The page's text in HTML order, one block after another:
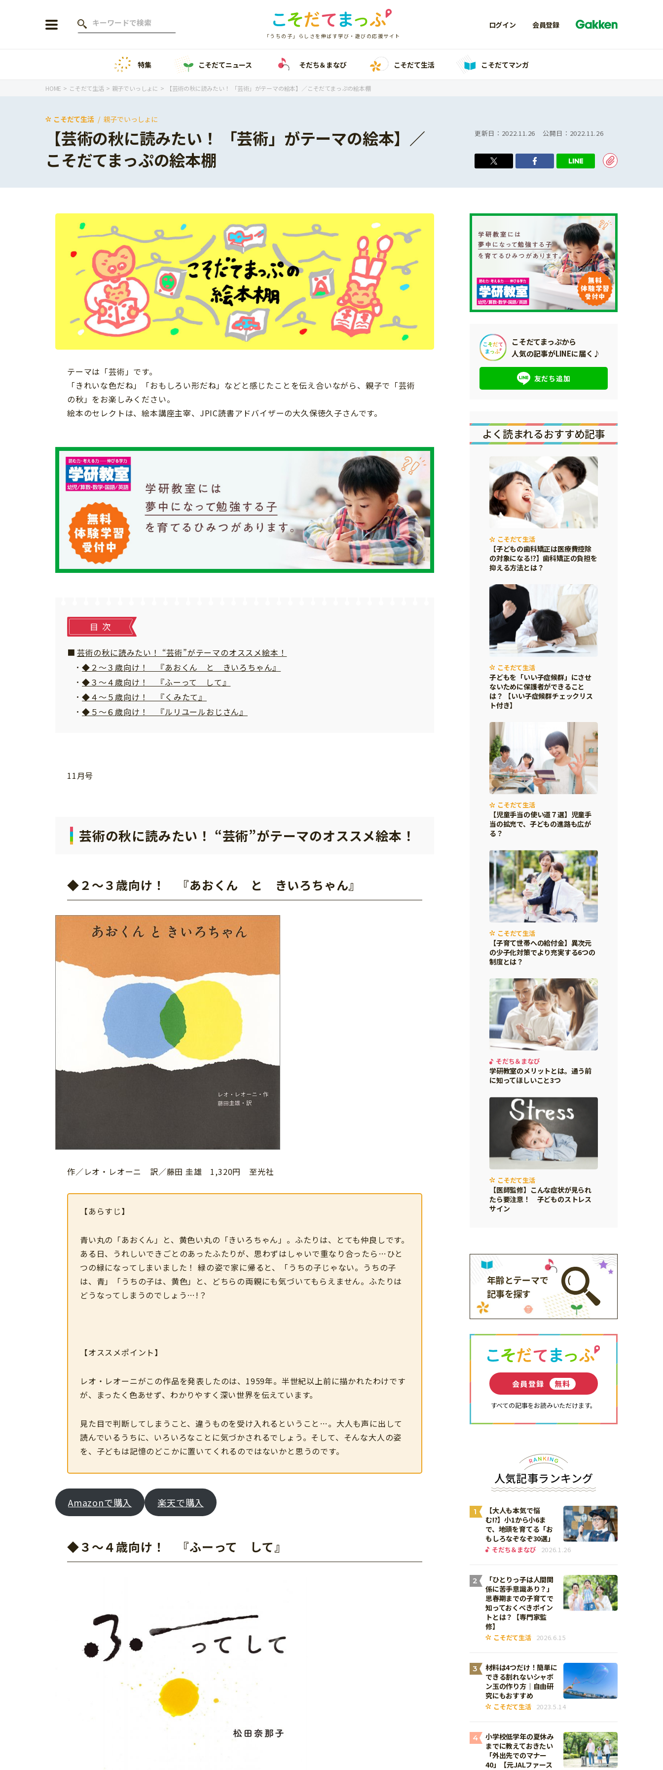
「うちの子」らしさを伸ばす学び・遊びの応援サイト
ログイン 会員登録
年齢から探す
1歳
小学1年生
小学2年生
小学4年生
小学6年生
そだち＆まなび
ワーク・ドリル
幼稚園・保育園
科学・プログラミング
教育・学習
絵本・読み聞かせ
読書感想文
運動・あそび・ゲーム
習い事
こそだて生活
ファッション・美容
親子でいっしょに
こそだてマンガ
サイトのご利⽤にあたって
特集 こそだてニュース そだち＆まなび こそだて生活 こそだてマンガ
HOME こそだて生活 親子でいっしょに 【芸術の秋に読みたい！ 「芸術」がテーマの絵本】／こそだてまっぷの絵本棚
こそだて生活 親子でいっしょに
【芸術の秋に読みたい！ 「芸術」がテーマの絵本】／
こそだてまっぷの絵本棚
更新日： 2022.11.26 公開日： 2022.11.26
テーマは「芸術」です。
「きれいな色だね」「おもしろい形だね」などと感じたことを伝え合いながら、親子で「芸術
の秋」をお楽しみください。
絵本のセレクトは、絵本講座主宰、JPIC読書アドバイザーの大久保徳久子さんです。
目次
芸術の秋に読みたい！ “芸術”がテーマのオススメ絵本！
◆２～３歳向け！ 『あおくん と きいろちゃん』
◆３～４歳向け！ 『ふーって して』
◆４～５歳向け！ 『くみたて』
◆５～６歳向け！ 『ルリユールおじさん』
11月号
芸術の秋に読みたい！ “芸術”がテーマのオススメ絵本 ！
◆２～３歳向け！ 『あおくん と きいろちゃん』
作／レオ・レオーニ 訳／藤田 圭雄 1,320円 至光社
【あらすじ】
青い丸の「あおくん」と、黄色い丸の「きいろちゃん」。ふたりは、とても仲良しです。
ある日、 うれしいできごとのあったふたりが、思わずはしゃいで重なり合ったら…ひと
つの緑になってしまいました！ 緑の姿で家に帰ると、「うちの子じゃない。うちの子
は、青」「うちの子は、黄色」と、どちらの両親にも気づいてもらえません。 ふたりは
どうなってしまうのでしょう…!？
【オススメポイント】
レオ・レオーニがこの作品を発表したのは、1959年。半世紀以上前に描かれたわけです
が、まったく色あせず、わかりやすく深い世界を伝えています。
見た目で判断してしまうこと、違うものを受け入れるということ…。大人も声に出して
読んでいるうちに、いろいろなことに気づかされるでしょう。そして、そんな大人の姿
を、子どもは記憶のどこかに置いてくれるのではないかと思うのです。
Amazonで購入 楽天で購入
◆３～４歳向け！ 『ふーって して』
こそだてまっぷから
人気の記事がLINEに届く♪
友だち追加
よく読まれるおすすめ記事
こそだて生活
【子どもの歯科矯正は医療費控除
の対象になる⁉】歯科矯正の負担を
抑える方法とは？
こそだて生活
子どもを「いい子症候群」にさせ
ないために保護者ができること
は？ 【いい子症候群チェックリス
ト付き】
こそだて生活
【児童手当の使い道７選】児童手
当の拡充で、子どもの進路も広が
る？
こそだて生活
【子育て世帯への給付金】異次元
の少子化対策でより充実する6つの
制度とは？
そだち＆まなび
学研教室のメリットとは。通う前
に知ってほしいこと3つ
こそだて生活
【医師監修】こんな症状が見られ
たら要注意！ 子どものストレス
サイン
年齢とテーマで
記事を探す
会員登録 無料
すべての記事をお読みいただけます。
人気記事ランキング
1
【大人も本気で悩
む!?】小1から小6ま
で、地頭を育てる「お
もしろなぞなぞ30選」
そだち＆まなび 2026.1.26
2
「ひとりっ子は人間関
係に苦手意識あり？」
思春期までの子育てで
知っておくべきポイン
トとは？【専門家監
修】
こそだて生活 2026.6.15
3
材料は4つだけ！簡単に
できる割れないシャボ
ン玉の作り方｜自由研
究にもおすすめ
こそだて生活 2023.5.14
4
小学校低学年の夏休み
までに教えておきたい
「外出先でのマナー
40」【元JALファース